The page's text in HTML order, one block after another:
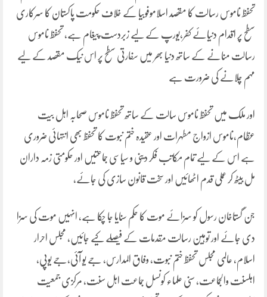
تحفظ ناموس رسالت کا مقصد اسلاموفوبیا کے خلاف حکومت پاکستان کا سرکاری
سطح پر اقدام دنیائے کفر،یورپ کے لیے زبردست پیغام ہے، تحفظ ناموس
رسالت منانے کے ساتھ دنیا بھر میں سفارتی سطح پر اس نیک مقصد کے لیے
مہم چلانے کی ضرورت ہے
اور ملک میں تحفظ ناموس سالت کے ساتھ تحفظ ناموس صحابہ اہل بیت
عظام،ناموس ازواج مطہرات اور عقیدہ ختم نبوت کا تحفظ بھی انتہائی ضروری
ہے اس کے لیے تمام مکاتب فکر دینی و سیاسی جماعتیں اور حکومتی زمہ داران
مل بیٹھ کر عملی قدم اٹھائیں اور سخت قانون سازی کی جائے،
جن گستاخان رسول کو سزائے موت کا حکم سنایا جا چکا ہے، انہیں موت کی سزا
دی جائے اور توہین رسالت مقدمات کے فیصلے کیے جائیں، مجلس احرار
اسلام، عالمی مجلس تحفظ ختم نبوت، وفاق المدارس، جے یو آئی،جے یوپی،
اہلسنت والجماعت، سنی علماء کونسل جماعت اہل سنت، مرکزی جمعیت